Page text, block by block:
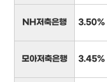
NH저축은행 3.50%
모아저축은행 3.45%